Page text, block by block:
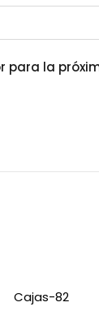
para la
Cajas-82